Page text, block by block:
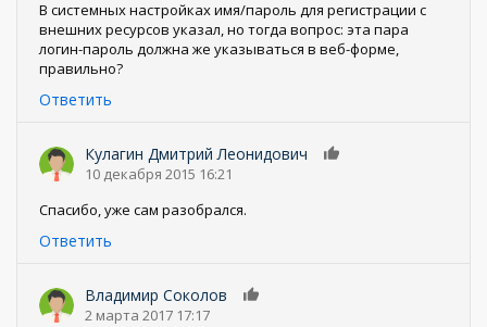
В системных настройках имя/пароль для регистрации с
внешних ресурсов указал, но тогда вопрос: эта пара
логин-пароль должна же указываться в веб-форме,
правильно?
Ответить
Кулагин Дмитрий Леонидович
10 декабря 2015 16:21
Спасибо, уже сам разобрался.
Ответить
Владимир Соколов
2 марта 2017 17:17